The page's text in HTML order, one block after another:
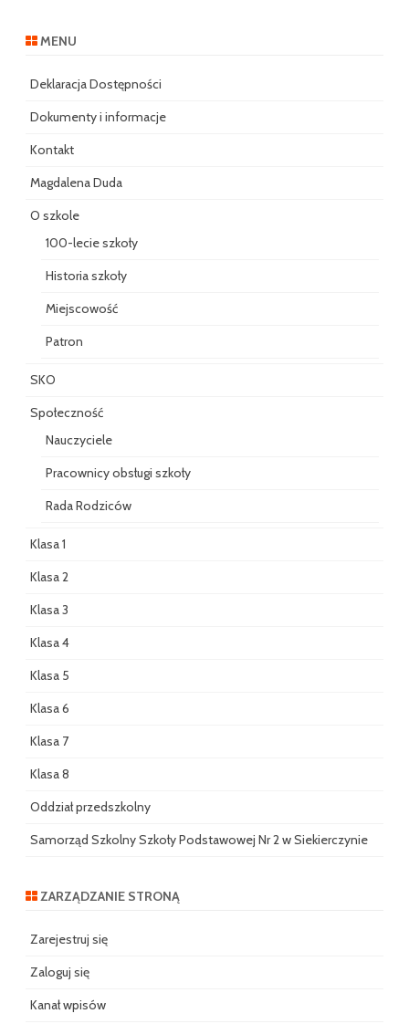
MENU
Deklaracja Dostępności
Dokumenty i informacje
Kontakt
Magdalena Duda
O szkole
100-lecie szkoły
Historia szkoły
Miejscowość
Patron
SKO
Społeczność
Nauczyciele
Pracownicy obsługi szkoły
Rada Rodziców
Klasa 1
Klasa 2
Klasa 3
Klasa 4
Klasa 5
Klasa 6
Klasa 7
Klasa 8
Oddział przedszkolny
Samorząd Szkolny Szkoły Podstawowej Nr 2 w Siekierczynie
ZARZĄDZANIE STRONĄ
Zarejestruj się
Zaloguj się
Kanał wpisów